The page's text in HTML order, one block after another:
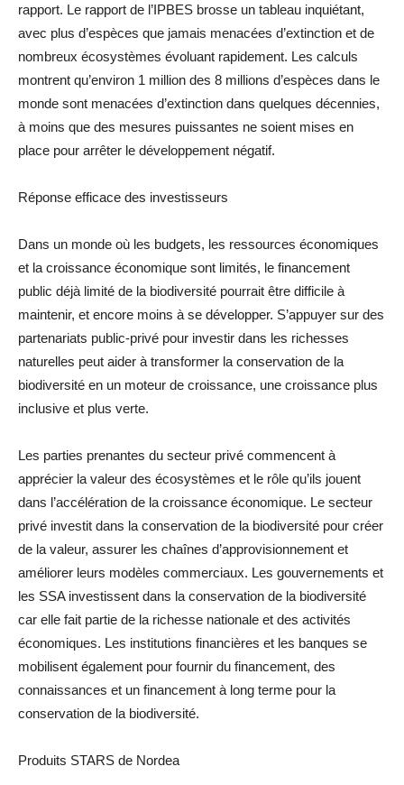
rapport. Le rapport de l’IPBES brosse un tableau inquiétant,
avec plus d’espèces que jamais menacées d’extinction et de
nombreux écosystèmes évoluant rapidement. Les calculs
montrent qu’environ 1 million des 8 millions d’espèces dans le
monde sont menacées d’extinction dans quelques décennies,
à moins que des mesures puissantes ne soient mises en
place pour arrêter le développement négatif.
Réponse efficace des investisseurs
Dans un monde où les budgets, les ressources économiques
et la croissance économique sont limités, le financement
public déjà limité de la biodiversité pourrait être difficile à
maintenir, et encore moins à se développer. S’appuyer sur des
partenariats public-privé pour investir dans les richesses
naturelles peut aider à transformer la conservation de la
biodiversité en un moteur de croissance, une croissance plus
inclusive et plus verte.
Les parties prenantes du secteur privé commencent à
apprécier la valeur des écosystèmes et le rôle qu’ils jouent
dans l’accélération de la croissance économique. Le secteur
privé investit dans la conservation de la biodiversité pour créer
de la valeur, assurer les chaînes d’approvisionnement et
améliorer leurs modèles commerciaux. Les gouvernements et
les SSA investissent dans la conservation de la biodiversité
car elle fait partie de la richesse nationale et des activités
économiques. Les institutions financières et les banques se
mobilisent également pour fournir du financement, des
connaissances et un financement à long terme pour la
conservation de la biodiversité.
Produits STARS de Nordea